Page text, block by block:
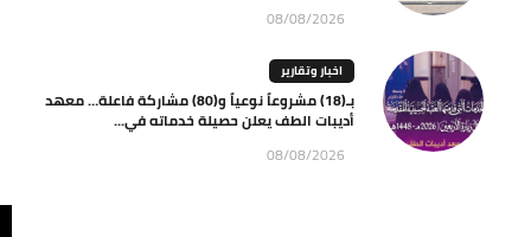
08/08/2026
اخبار وتقارير
بـ(18) مشروعاً نوعياً و(80) مشاركة فاعلة… معهد
أديبات الطف يعلن حصيلة خدماته في...
08/08/2026